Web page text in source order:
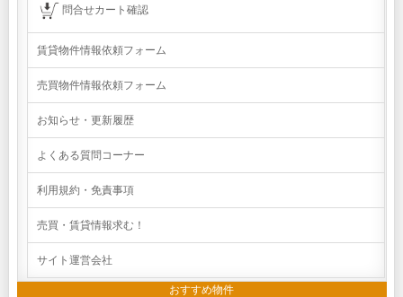
問合せカート確認
賃貸物件情報依頼フォーム
売買物件情報依頼フォーム
お知らせ・更新履歴
よくある質問コーナー
利用規約・免責事項
売買・賃貸情報求む！
サイト運営会社
おすすめ物件